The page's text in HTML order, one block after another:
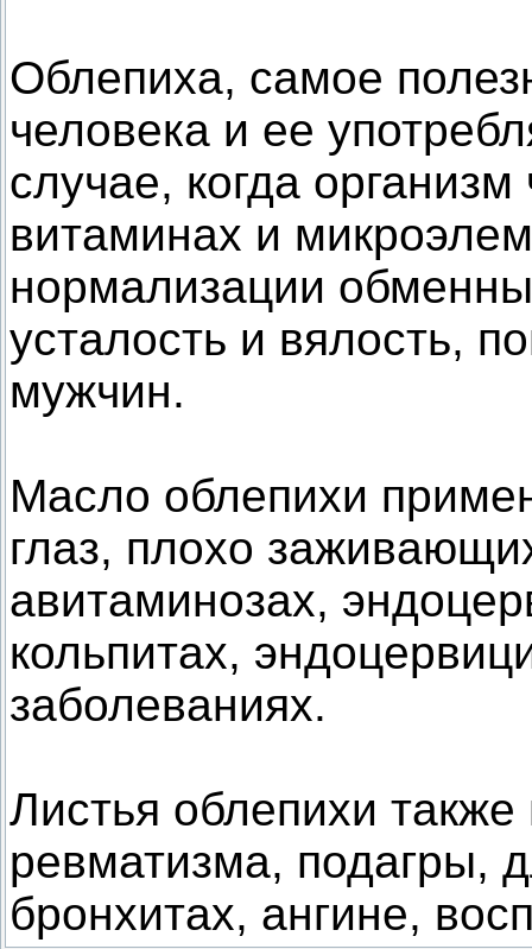
Облепиха, самое
человека и ее
случае, когда
витаминах и
нормализации
усталость и вялость,
мужчин.
Масло облепихи
глаз, плохо
авитаминозах,
кольпитах,
заболеваниях.
Листья облепихи
ревматизма, подагры,
бронхитах, ангине,